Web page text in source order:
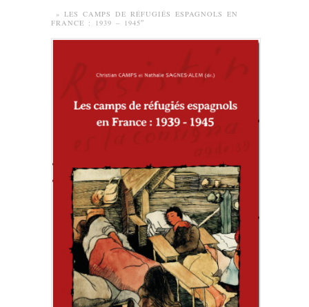
» LES CAMPS DE RÉFUGIÉS ESPAGNOLS EN
FRANCE : 1939 – 1945″